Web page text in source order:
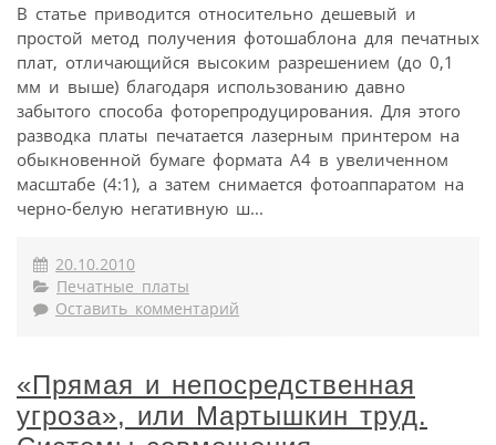
В статье приводится относительно дешевый и
простой метод получения фотошаблона для печатных
плат, отличающийся высоким разрешением (до 0,1
мм и выше) благодаря использованию давно
забытого способа фоторепродуцирования. Для этого
разводка платы печатается лазерным принтером на
обыкновенной бумаге формата А4 в увеличенном
масштабе (4:1), а затем снимается фотоаппаратом на
черно-белую негативную ш...
20.10.2010
Печатные платы
Оставить комментарий
«Прямая и непосредственная
угроза», или Мартышкин труд.